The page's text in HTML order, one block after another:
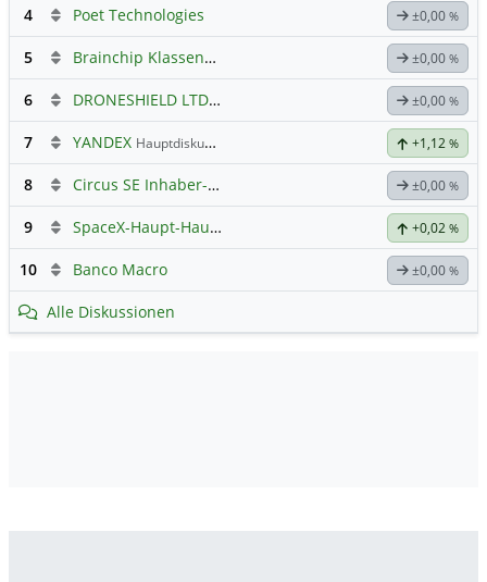
4 Poet Technologies ±0,00 %
5 Brainchip Klassengruppe ±0,00 %
6 DRONESHIELD LTDHauptdiskussion ±0,00 %
7 YANDEX Hauptdiskussion +1,12 %
8 Circus SE Inhaber-Akt ±0,00 %
9 SpaceX-Haupt-Hauptforum +0,02 %
10 Banco Macro ±0,00 %
Alle Diskussionen